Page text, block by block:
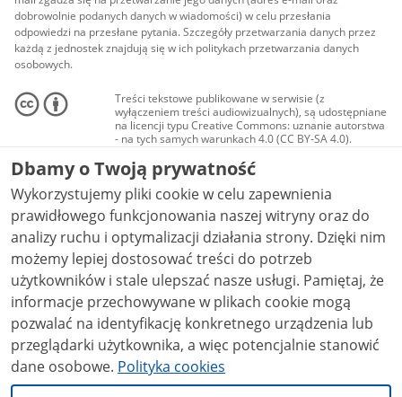
dobrowolnie podanych danych w wiadomości) w celu przesłania
odpowiedzi na przesłane pytania. Szczegóły przetwarzania danych przez
każdą z jednostek znajdują się w ich politykach przetwarzania danych
osobowych.
Treści tekstowe publikowane w serwisie (z
wyłączeniem treści audiowizualnych), są udostępniane
na licencji typu Creative Commons: uznanie autorstwa
- na tych samych warunkach 4.0 (CC BY-SA 4.0).
Materiały audiowizualne, w tym zdjęcia, materiały
audio i wideo, są udostępniane na licencji typu
Creative Commons: uznanie autorstwa użycie
niekomercyjne - bez utworów zależnych 4.0 (CC BY-
NC-ND 4.0), o ile nie jest to stwierdzone inaczej.
Dbamy o Twoją prywatność
Wykorzystujemy pliki cookie w celu zapewnienia
prawidłowego funkcjonowania naszej witryny oraz do
analizy ruchu i optymalizacji działania strony. Dzięki nim
możemy lepiej dostosować treści do potrzeb
użytkowników i stale ulepszać nasze usługi. Pamiętaj, że
informacje przechowywane w plikach cookie mogą
pozwalać na identyfikację konkretnego urządzenia lub
przeglądarki użytkownika, a więc potencjalnie stanowić
dane osobowe. Polityka cookies